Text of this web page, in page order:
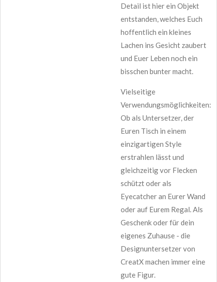
Detail ist hier ein Objekt
entstanden, welches Euch
hoffentlich ein kleines
Lachen ins Gesicht zaubert
und Euer Leben noch ein
bisschen bunter macht.
Vielseitige
Verwendungsmöglichkeiten:
Ob als Untersetzer, der
Euren Tisch in einem
einzigartigen Style
erstrahlen lässt und
gleichzeitig vor Flecken
schützt oder als
Eyecatcher an Eurer Wand
oder auf Eurem Regal. Als
Geschenk oder für dein
eigenes Zuhause - die
Designuntersetzer von
CreatX machen immer eine
gute Figur.